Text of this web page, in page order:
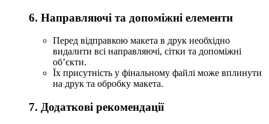
6. Направляючі та допоміжні елементи
Перед відправкою макета в друк необхідно
видалити всі направляючі, сітки та допоміжні
об’єкти.
Їх присутність у фінальному файлі може вплинути
на друк та обробку макета.
7. Додаткові рекомендації